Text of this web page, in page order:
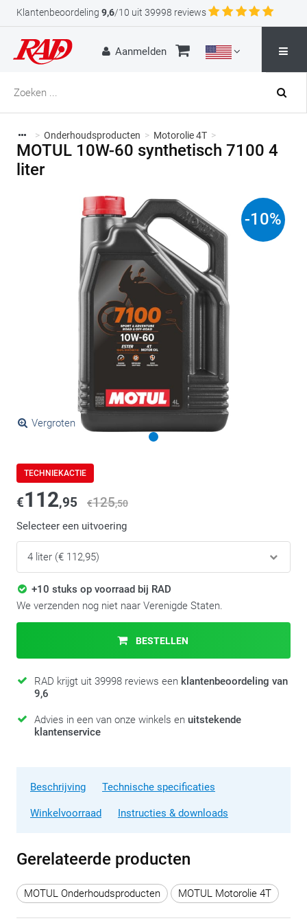
Klantenbeoordeling 9,6/10 uit 39998 reviews
Aanmelden
> Onderhoudsproducten > Motorolie 4T >
MOTUL 10W-60 synthetisch 7100 4
liter
Vergroten
-10%
TECHNIEKACTIE
€112,95 €125,50
Selecteer een uitvoering
+10 stuks op voorraad bij RAD
We verzenden nog niet naar Verenigde Staten.
BESTELLEN
RAD krijgt uit 39998 reviews een klantenbeoordeling van
9,6
Advies in een van onze winkels en uitstekende
klantenservice
Beschrijving Technische specificaties
Winkelvoorraad Instructies & downloads
Gerelateerde producten
MOTUL Onderhoudsproducten MOTUL Motorolie 4T